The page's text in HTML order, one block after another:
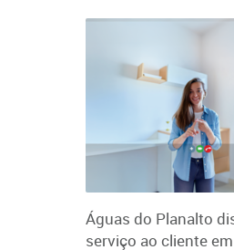
Águas do Planalto
serviço ao cliente